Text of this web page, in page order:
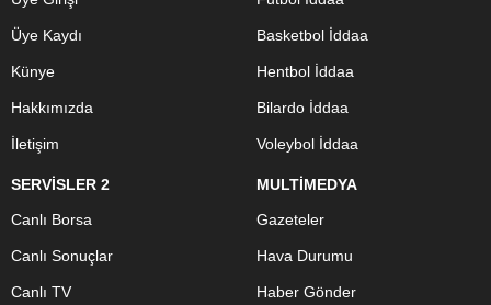
Üye Kaydı
Künye
Hakkımızda
İletişim
Basketbol İddaa
Hentbol İddaa
Bilardo İddaa
Voleybol İddaa
SERVİSLER 2
Canlı Borsa
Canlı Sonuçlar
Canlı TV
MULTİMEDYA
Gazeteler
Hava Durumu
Haber Gönder